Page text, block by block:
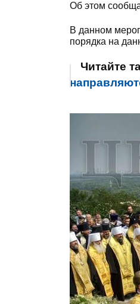
Об этом
В данном
порядка на
Читайте